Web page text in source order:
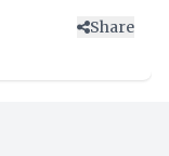
Share